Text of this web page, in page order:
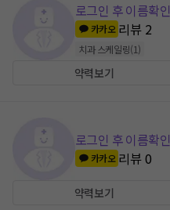
로그인 후 이름확인
카카오 리뷰 2
치과 스케일링(1)
약력보기
로그인 후 이름확인
카카오 리뷰0
약력보기